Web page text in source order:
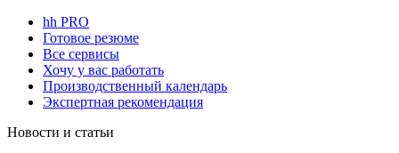
hh PRO
Готовое резюме
Все сервисы
Хочу у вас работать
Производственный календарь
Экспертная рекомендация
Новости и статьи